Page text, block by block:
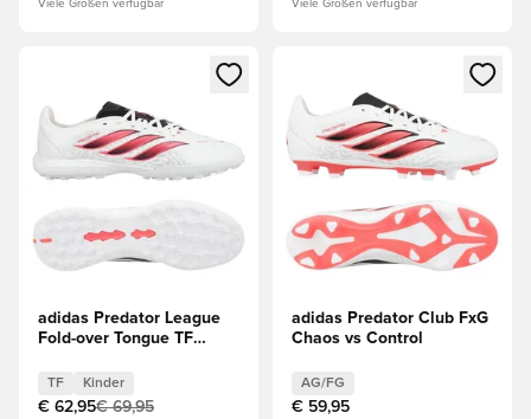
Viele Größen verfügbar Viele Größen verfügbar
Öffnet ein Fenster zum Anmelden oder Registrieren als
adidas Predator League
Fold-over Tongue TF
TF Kinder
€ 62,95€ 69,95
Öffnet ein Fenster zum
adidas Predator Club FxG
Chaos vs Control
AG/FG
€ 59,95